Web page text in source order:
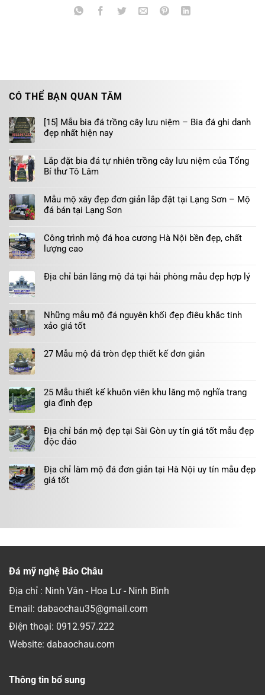
CÓ THỂ BẠN QUAN TÂM
[15] Mẫu bia đá trồng cây lưu niệm – Bia đá ghi danh
đẹp nhất hiện nay
Lắp đặt bia đá tự nhiên trồng cây lưu niệm của Tổng
Bí thư Tô Lâm
Mẫu mộ xây đẹp đơn giản lắp đặt tại Lạng Sơn – Mộ
đá bán tại Lạng Sơn
Công trình mộ đá hoa cương Hà Nội bền đẹp, chất
lượng cao
Địa chỉ bán lăng mộ đá tại hải phòng mẫu đẹp hợp lý
Những mẫu mộ đá nguyên khối đẹp điêu khắc tinh
xảo giá tốt
27 Mẫu mộ đá tròn đẹp thiết kế đơn giản
25 Mẫu thiết kế khuôn viên khu lăng mộ nghĩa trang
gia đình đẹp
Địa chỉ bán mộ đẹp tại Sài Gòn uy tín giá tốt mẫu đẹp
độc đáo
Địa chỉ làm mộ đá đơn giản tại Hà Nội uy tín mẫu đẹp
giá tốt
Đá mỹ nghệ Bảo Châu
Địa chỉ : Ninh Vân - Hoa Lư - Ninh Bình
Email: dabaochau35@gmail.com
Điện thoại: 0912.957.222
Website: dabaochau.com
Thông tin bổ sung